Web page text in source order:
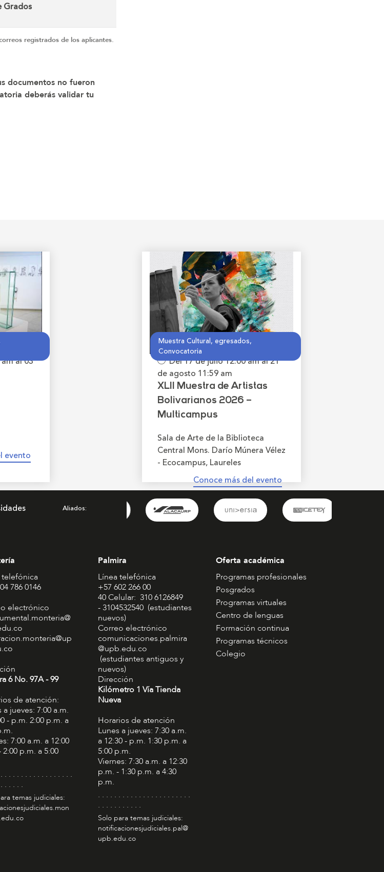
Grados
registrados de los aplicantes.
documentos no fueron
deberás validar tu
al 03
evento
Muestra Cultural, egresados,
Convocatoria
Del 17 de julio12:00 amal 21
de agosto 11:59 am
XLII Muestra de Artistas
Bolivarianos 2026 –
Multicampus
Sala de Arte de la Biblioteca
Central Mons. Darío Múnera Vélez
- Ecocampus, Laureles
Conoce más del evento
Aliados
telefónica
786 0146
electrónico
6 No. 97A - 99​
de atención:
a jueves: 7:00 a.m.
- p.m. 2:00 p.m. a
7:00 a.m. a 12:00
2:00 p.m. a 5:00
. . . . . . . . . . . . . . . . .
. . . . .
temas judiciales:
Palmira
Línea telefónica
+57 602 266 00
40 Celular: 310 6126849
- 3104532540 (estudiantes
nuevos)
Correo electrónico
comunicaciones.palmira
@upb.edu.co
(estudiantes antiguos y
nuevos)
Dirección
Kilómetro 1 Vía Tienda
Nueva
Horarios de atención
Lunes a jueves: 7:30 a.m.
a 12:30 - p.m. 1:30 p.m. a
5:00 p.m.
Viernes: 7:30 a.m. a 12:30
p.m. - 1:30 p.m. a 4:30
p.m.
. . . . . . . . . . . . . . . . . . . . . . .
. . . . . . . . . . .
Solo para temas judiciales:
notificacionesjudiciales.pal@
upb.edu.co
Oferta académica
Programas profesionales
Posgrados
Programas virtuales
Centro de lenguas
Formación continua
Programas técnicos
Colegio